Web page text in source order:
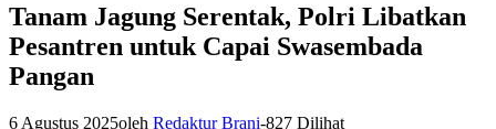
Tanam Jagung Serentak, Polri Libatkan
Pesantren untuk Capai Swasembada
Pangan
6 Agustus 2025oleh Redaktur Brani-827 Dilihat